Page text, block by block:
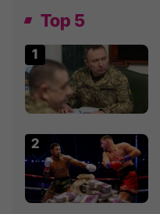
Top 5